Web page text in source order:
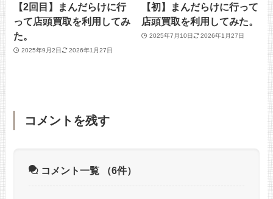
【2回目】まんだらけに行
って店頭買取を利用してみ
た。
2025年9月2日 2026年1月27日
【初】まんだらけに行って
店頭買取を利用してみた。
2025年7月10日 2026年1月27日
コメントを残す
コメント一覧 （6件）